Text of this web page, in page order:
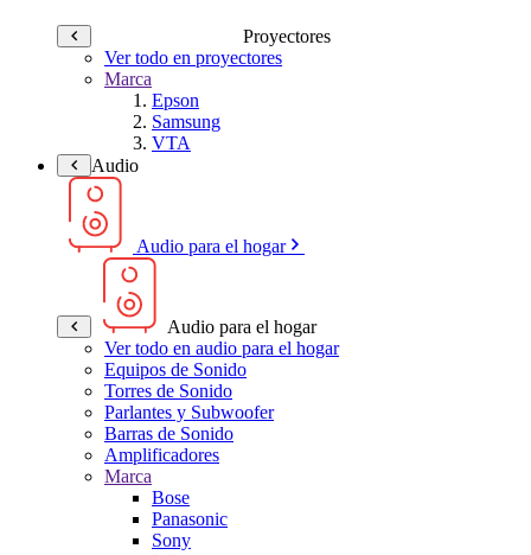
Proyectores
Ver todo en proyectores
Marca
Epson
Samsung
VTA
Audio
Audio para el hogar
Audio para el hogar
Ver todo en audio para el hogar
Equipos de Sonido
Torres de Sonido
Parlantes y Subwoofer
Barras de Sonido
Amplificadores
Marca
Bose
Panasonic
Sony